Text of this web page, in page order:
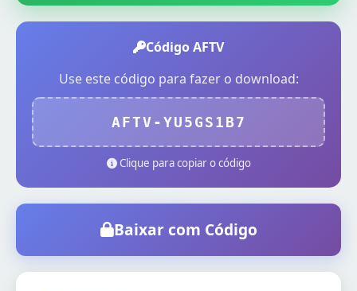
Código AFTV
Use este código para fazer o download:
AFTV-YU5GS1B7
Clique para copiar o código
Baixar com Código